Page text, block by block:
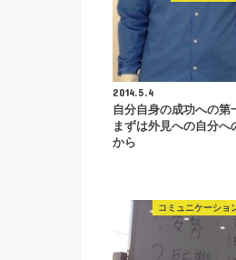
2014.5.4
自分自身の成功への第
まずは外見への自分へ
から
コミュニケーショ